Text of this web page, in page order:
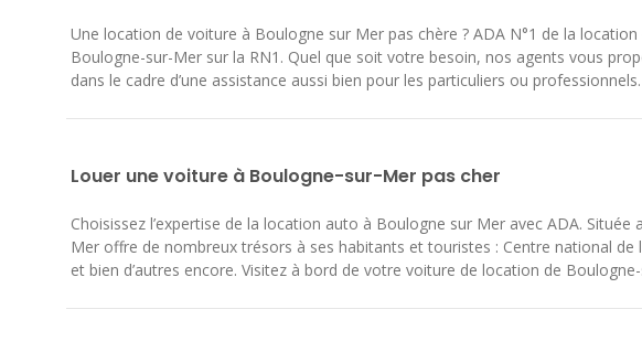
Une location de voiture à Boulogne sur Mer pas chère ? ADA N°1 de la
Boulogne-sur-Mer sur la RN1. Quel que soit votre besoin, nos agents vous
dans le cadre d’une assistance aussi bien pour les particuliers ou professionnels.
Louer une voiture à Boulogne-sur-Mer pas cher
Choisissez l’expertise de la location auto à Boulogne sur Mer avec ADA.
Mer offre de nombreux trésors à ses habitants et touristes : Centre national
et bien d’autres encore. Visitez à bord de votre voiture de location de